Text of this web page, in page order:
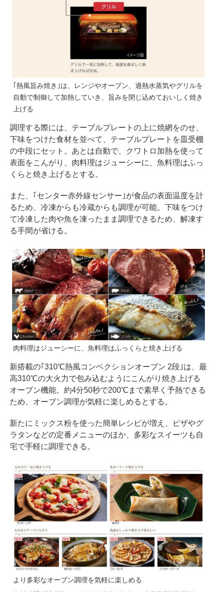
｢熱風旨み焼き｣は、レンジやオーブン、過熱水蒸気やグリルを
自動で制御して加熱していき、旨みを閉じ込めておいしく焼き
上げる
調理する際には、テーブルプレートの上に焼網をのせ、
下味をつけた食材を並べて、テーブルプレートを皿受棚
の中段にセット。あとは自動で、クワトロ加熱を使って
表面をこんがり、肉料理はジューシーに、魚料理はふっ
くらと焼き上げるとする。
また、｢センター赤外線センサー｣が食品の表面温度を計
るため、冷凍からも冷蔵からも調理が可能。下味をつけ
て冷凍した肉や魚を凍ったまま調理できるため、解凍す
る手間が省ける。
肉料理はジューシーに、魚料理はふっくらと焼き上げる
新搭載の｢310℃熱風コンベクションオーブン 2段｣は、最
高310℃の大火力で包み込むようにこんがり焼き上げる
オーブン機能。約4分50秒で200℃まで素早く予熱できる
ため、オーブン調理が気軽に楽しめるとする。
新たにミックス粉を使った簡単レシピが増え、ピザやグ
ラタンなどの定番メニューのほか、多彩なスイーツも自
宅で手軽に調理できる。
より多彩なオーブン調理を気軽に楽しめる